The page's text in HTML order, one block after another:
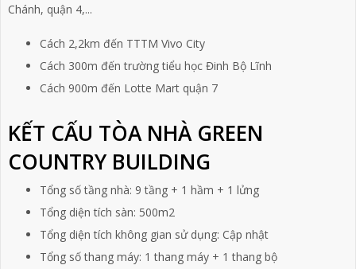
Chánh, quận 4,...
Cách 2,2km đến TTTM Vivo City
Cách 300m đến trường tiểu học Đinh Bộ Lĩnh
Cách 900m đến Lotte Mart quận 7
KẾT CẤU TÒA NHÀ GREEN
COUNTRY BUILDING
Tổng số tầng nhà: 9 tầng + 1 hầm + 1 lửng
Tổng diện tích sàn: 500m2
Tổng diện tích không gian sử dụng: Cập nhật
Tổng số thang máy: 1 thang máy + 1 thang bộ